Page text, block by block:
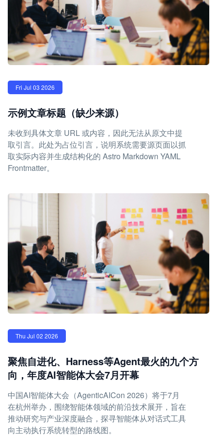
Fri Jul 03 2026
示例文章标题（缺少来源）
未收到具体文章 URL 或内容，因此无法从原文中提
取引言。此处为占位引言，说明系统需要源页面以抓
取实际内容并生成结构化的 Astro Markdown YAML
Frontmatter。
Thu Jul 02 2026
聚焦自进化、Harness等Agent最火的九个方
向，年度AI智能体大会7月开幕
中国AI智能体大会（AgenticAICon 2026）将于7月
在杭州举办，围绕智能体领域的前沿技术展开，旨在
推动研究与产业深度融合，探寻智能体从对话式工具
向主动执行系统转型的路线图。